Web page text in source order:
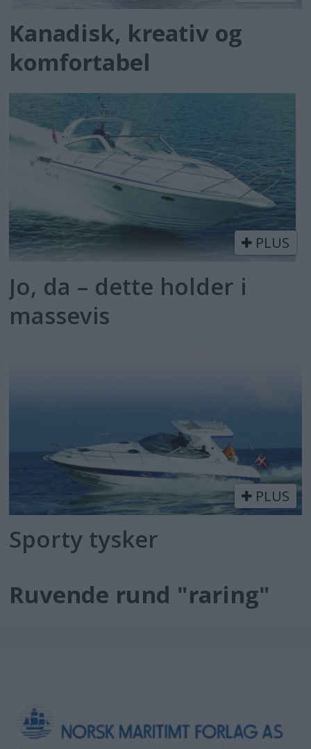
Kanadisk, kreativ og
komfortabel
PLUS
Jo, da – dette holder i
massevis
PLUS
Sporty tysker
Ruvende rund "raring"